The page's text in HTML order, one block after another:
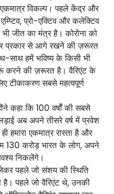
एकमात्र विकल्प। पहले केंद्र और
प्रो-एक्टिव और कलेक्टिव
जीत का मंत्र है। कोरोना को
प्रकार से आगे रखने की ज़रूरत
साथ हमें भविष्य के किसी भी
करने की ज़रूरत है। वैरिएंट के
टीकाकरण सबसे महत्वपूर्ण
कहा कि 100 वर्षों की सबसे
अब अपने तीसरे वर्ष में प्रवेश
हमारा एकमात्र रास्ता है और
130 करोड़ भारत के लोग, अपने
निकलेंगे।
पहले जो संशय की स्थिति
है। पहले जो वैरिएंट थे, उनकी